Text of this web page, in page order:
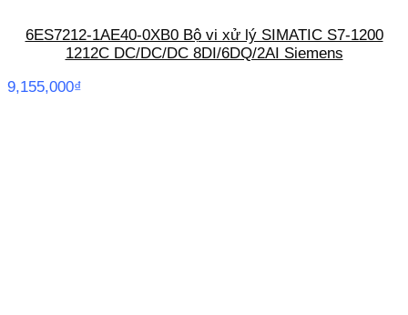
6ES7212-1AE40-0XB0 Bộ vi xử lý SIMATIC S7-1200
1212C DC/DC/DC 8DI/6DQ/2AI Siemens
9,155,000₫